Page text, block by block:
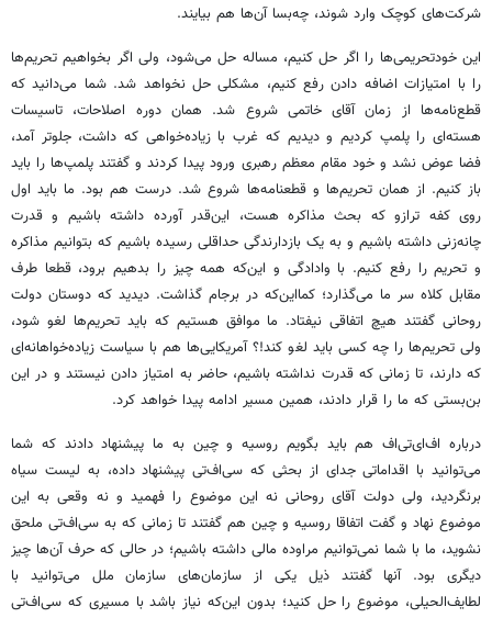
شرکت‌های کوچک وارد شوند، چه‌بسا آن‌ها هم بیایند.
این خودتحریمی‌ها را اگر حل کنیم، مساله حل می‌شود، ولی اگر بخواهیم تحریم‌ها
را با امتیازات اضافه دادن رفع کنیم، مشکلی حل نخواهد شد. شما می‌دانید که
قطع‌نامه‌ها از زمان آقای خاتمی شروع شد. همان دوره اصلاحات، تاسیسات
هسته‌ای را پلمپ کردیم و دیدیم که غرب با زیاده‌خواهی که داشت، جلوتر آمد،
فضا عوض نشد و خود مقام معظم رهبری ورود پیدا کردند و گفتند پلمپ‌ها را باید
باز کنیم. از همان تحریم‌ها و قطعنامه‌ها شروع شد. درست هم بود. ما باید اول
روی کفه ترازو که بحث مذاکره هست، این‌قدر آورده داشته باشیم و قدرت
چانه‌زنی داشته باشیم و به یک بازدارندگی حداقلی رسیده باشیم که بتوانیم مذاکره
و تحریم را رفع کنیم. با وادادگی و این‌که همه چیز را بدهیم برود، قطعا طرف
مقابل کلاه سر ما می‌گذارد؛ کمااین‌که در برجام گذاشت. دیدید که دوستان دولت
روحانی گفتند هیچ اتفاقی نیفتاد. ما موافق هستیم که باید تحریم‌ها لغو شود،
ولی تحریم‌ها را چه کسی باید لغو کند!؟ آمریکایی‌ها هم با سیاست زیاده‌خواهانه‌ای
که دارند، تا زمانی که قدرت نداشته باشیم، حاضر به امتیاز دادن نیستند و در این
بن‌بستی که ما را قرار دادند، همین مسیر ادامه پیدا خواهد کرد.
درباره اف‌ای‌تی‌اف هم باید بگویم روسیه و چین به ما پیشنهاد دادند که شما
می‌توانید با اقداماتی جدای از بحثی که سی‌اف‌تی پیشنهاد داده، به لیست سیاه
برنگردید، ولی دولت آقای روحانی نه این موضوع را فهمید و نه وقعی به این
موضوع نهاد و گفت اتفاقا روسیه و چین هم گفتند تا زمانی که به سی‌اف‌تی ملحق
نشوید، ما با شما نمی‌توانیم مراوده مالی داشته باشیم؛ در حالی که حرف آن‌ها چیز
دیگری بود. آنها گفتند ذیل یکی از سازمان‌های سازمان ملل می‌توانید با
لطایف‌الحیلی، موضوع را حل کنید؛ بدون این‌که نیاز باشد با مسیری که سی‌اف‌تی